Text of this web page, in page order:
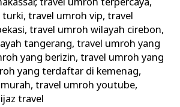
,travel umroh terpercaya,
turki,travel umroh vip,travel
,travel umroh wilayah cirebon,
tangerang,travel umroh yang
yang berizin,travel umroh yang
yang terdaftar di kemenag,
,travel umroh youtube,
travel